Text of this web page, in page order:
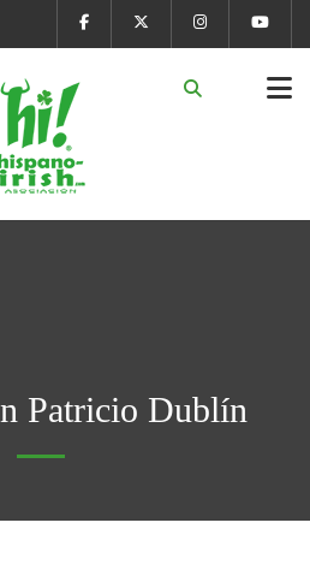
Patricio Dublín